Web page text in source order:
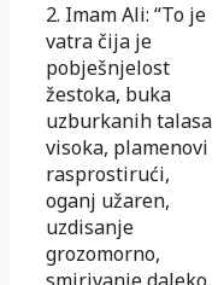
2. Imam Ali: “To je
vatra čija je
pobješnjelost
žestoka, buka
uzburkanih talasa
visoka, plamenovi
rasprostirući,
oganj užaren,
uzdisanje
grozomorno,